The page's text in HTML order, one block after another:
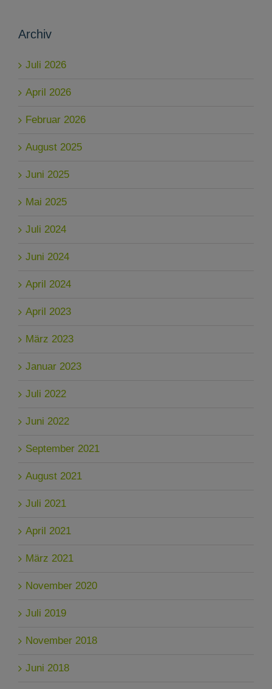
Archiv
Juli 2026
April 2026
Februar 2026
August 2025
Juni 2025
Mai 2025
Juli 2024
Juni 2024
April 2024
April 2023
März 2023
Januar 2023
Juli 2022
Juni 2022
September 2021
August 2021
Juli 2021
April 2021
März 2021
November 2020
Juli 2019
November 2018
Juni 2018